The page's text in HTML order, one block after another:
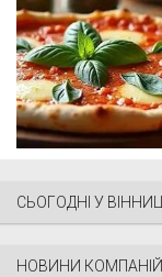
СЬОГОДНІ У ВІННИЦІ
НОВИНИ КОМПАНІЙ